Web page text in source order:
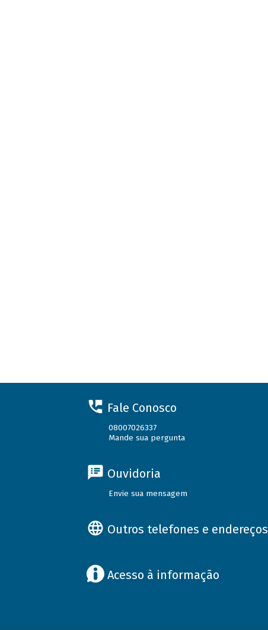
Fale Conosco
08007026337
Mande sua pergunta
Ouvidoria
Envie sua mensagem
Outros telefones e endereços
Acesso à informação